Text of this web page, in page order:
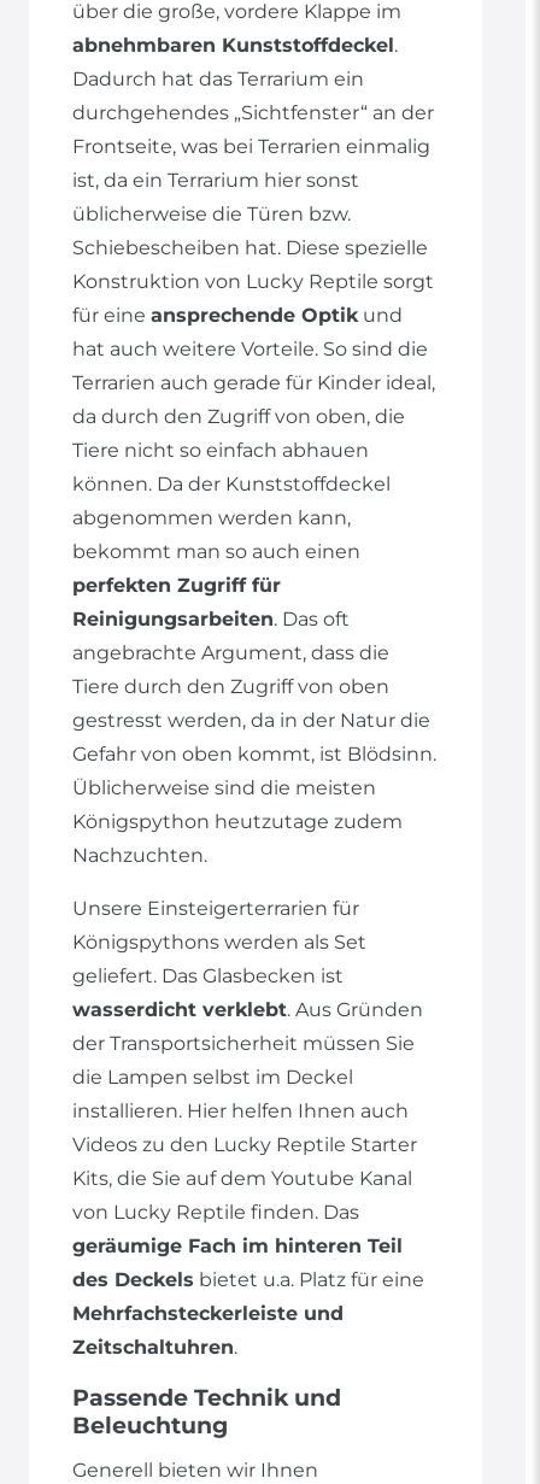
über die große, vordere Klappe im
abnehmbaren Kunststoffdeckel .
Dadurch hat das Terrarium ein
durchgehendes „Sichtfenster“ an der
Frontseite, was bei Terrarien einmalig
ist, da ein Terrarium hier sonst
üblicherweise die Türen bzw.
Schiebescheiben hat. Diese spezielle
Konstruktion von Lucky Reptile sorgt
für eine ansprechende Optikund
hat auch weitere Vorteile. So sind die
Terrarien auch gerade für Kinder ideal,
da durch den Zugriff von oben, die
Tiere nicht so einfach abhauen
können. Da der Kunststoffdeckel
abgenommen werden kann,
bekommt man so auch einen
perfekten Zugriff für
Reinigungsarbeiten. Das oft
angebrachte Argument, dass die
Tiere durch den Zugriff von oben
gestresst werden, da in der Natur die
Gefahr von oben kommt, ist Blödsinn.
Üblicherweise sind die meisten
Königspython heutzutage zudem
Nachzuchten.
Unsere Einsteigerterrarien für
Königspythons werden als Set
geliefert. Das Glasbecken ist
wasserdicht verklebt. Aus Gründen
der Transportsicherheit müssen Sie
die Lampen selbst im Deckel
installieren. Hier helfen Ihnen auch
Videos zu den Lucky Reptile Starter
Kits, die Sie auf dem Youtube Kanal
von Lucky Reptile finden. Das
geräumige Fach im hinteren Teil
des Deckels bietet u.a. Platz für eine
Mehrfachsteckerleiste und
Zeitschaltuhren.
Passende Technik und
Beleuchtung
Generell bieten wir Ihnen